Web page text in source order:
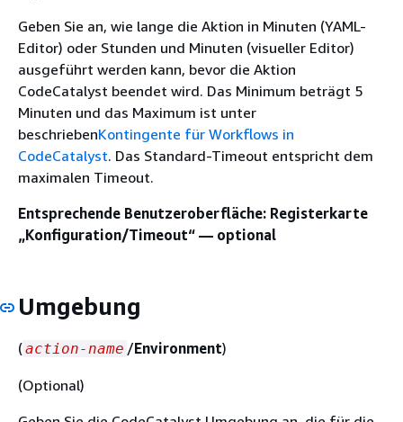
Geben Sie an, wie lange die Aktion in Minuten (YAML-
Editor) oder Stunden und Minuten (visueller Editor)
ausgeführt werden kann, bevor die Aktion
CodeCatalyst beendet wird. Das Minimum beträgt 5
Minuten und das Maximum ist unter
beschriebenKontingente für Workflows in
CodeCatalyst. Das Standard-Timeout entspricht dem
maximalen Timeout.
Entsprechende Benutzeroberfläche: Registerkarte
„Konfiguration/Timeout“ — optional
Umgebung
(action-name /Environment)
(Optional)